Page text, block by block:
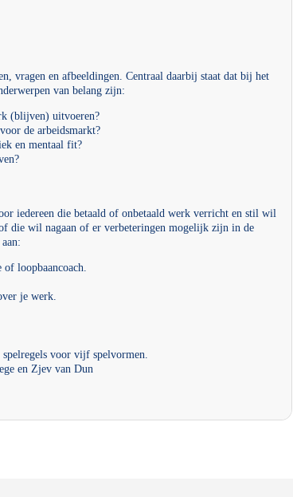
vragen en afbeeldingen. Centraal daarbij staat dat bij het
van belang zijn:
(blijven) uitvoeren?
de arbeidsmarkt?
en mentaal fit?
iedereen die betaald of onbetaald werk verricht en stil wil
die wil nagaan of er verbeteringen mogelijk zijn in de
loopbaancoach.
je werk.
voor vijf spelvormen.
en Zjev van Dun